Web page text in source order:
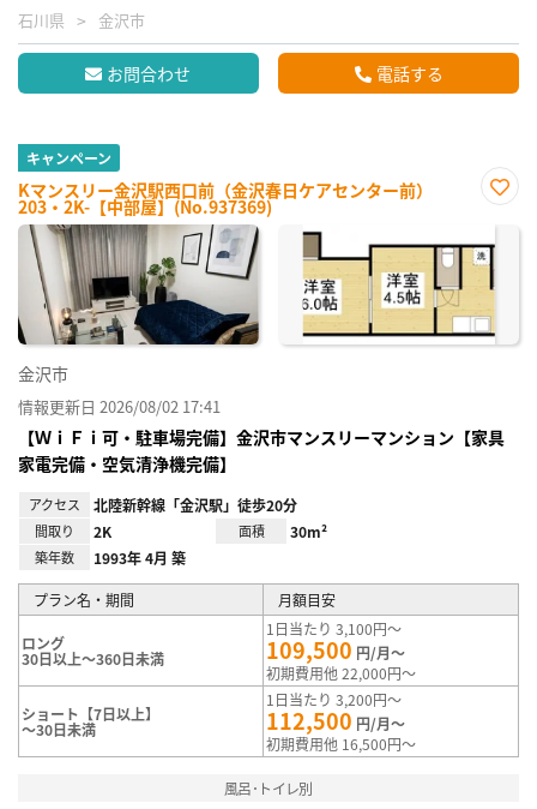
石川県 金沢市
お問合わせ 電話する
キャンペーン
Kマンスリー金沢駅西口前（金沢春日ケアセンター前）
203・2K-【中部屋】(No.937369)
に入
り登
録
金沢市
情報更新日 2026/08/02 17:41
【ＷｉＦｉ可・駐車場完備】金沢市マンスリーマンション【家具
家電完備・空気清浄機完備】
アクセス 北陸新幹線「金沢駅」徒歩20分
間取り 2K 面積 30m²
築年数 1993年 4月 築
プラン名・期間 月額目安
ロング
30日以上～360日未満
1日当たり 3,100円～
109,500 円/月～
初期費用他 22,000円～
ショート【7日以上】
～30日未満
1日当たり 3,200円～
112,500 円/月～
初期費用他 16,500円～
風呂･トイレ別